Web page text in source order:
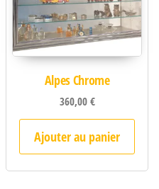
Alpes Chrome
360,00€
Ajouter au panier